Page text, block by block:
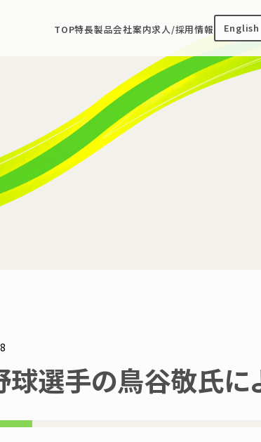
TOP特長製品会社案内求人/採用情報 English
球選手の鳥谷敬氏に